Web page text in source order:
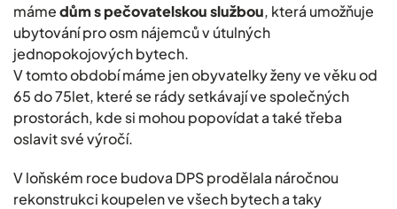
mámedům s pečovatelskou službou, která umožňuje
ubytování pro osm nájemců v útulných
jednopokojových bytech.
V tomto období máme jen obyvatelky ženy ve věku od
65 do 75let, které se rády setkávají ve společných
prostorách, kde si mohou popovídat a také třeba
oslavit své výročí.
V loňském roce budova DPS prodělala náročnou
rekonstrukci koupelen ve všech bytech a taky